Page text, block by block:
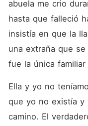
abuela me crio
hasta que falleció
insistía en que la
una extraña que
fue la única
Ella y yo no
que yo no existía y
camino. El